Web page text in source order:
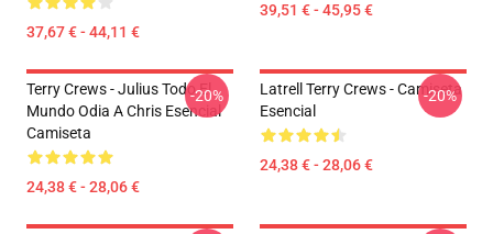
37,67 € - 44,11 €
39,51 € - 45,95 €
Terry Crews - Julius Todo El
Mundo Odia A Chris Esencial
Camiseta
24,38 € - 28,06 €
-20%
Latrell Terry Crews - Camiseta
Esencial
24,38 € - 28,06 €
-20%